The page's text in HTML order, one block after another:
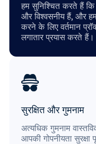
हम सुनिश्चित करते हैं कि
और विश्वसनीय हैं, और
करने के लिए वर्तमान
लगातार प्रयास करते हैं।
सुरक्षित और गुमनाम
अत्यधिक गुमनाम
आपकी गोपनीयता सुरक्षा